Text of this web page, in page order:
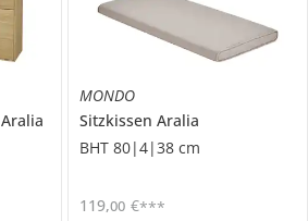
Aralia
MONDO
Sitzkissen Aralia
BHT 80|4|38 cm
119,00 €***